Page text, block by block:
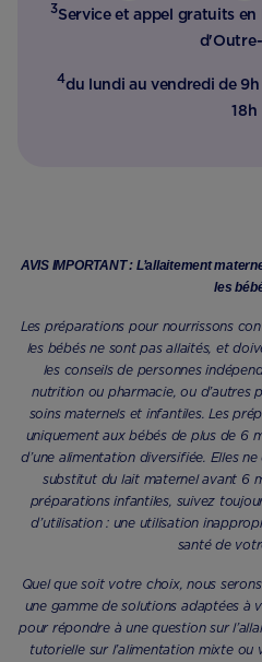
3Service et appel gratuits
4du lundi au vendredi de 9h
18h
AVIS IMPORTANT : L’allaitement
les
Les préparations pour nourrissons
les bébés ne sont pas allaités, et
les conseils de personnes
nutrition ou pharmacie, ou d’autres
soins maternels et infantiles. Les
uniquement aux bébés de plus de 6
d’une alimentation diversifiée. Elles
substitut du lait maternel avant 6
préparations infantiles, suivez
d’utilisation : une utilisation
santé de
Quel que soit votre choix, nous
une gamme de solutions adaptées à
pour répondre à une question sur
tutorielle sur l’alimentation mixte